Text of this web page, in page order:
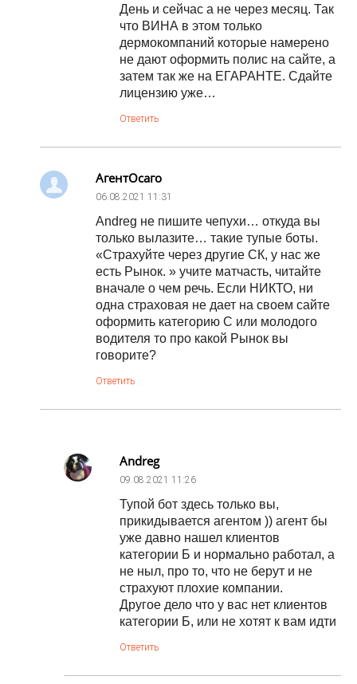
День и сейчас а не через месяц. Так
что ВИНА в этом только
дермокомпаний которые намерено
не дают оформить полис на сайте, а
затем так же на ЕГАРАНТЕ. Сдайте
лицензию уже…
Ответить
АгентОсаго
06.08.2021 11:31
Andreg не пишите чепухи… откуда вы
только вылазите… такие тупые боты.
«Страхуйте через другие СК, у нас же
есть Рынок. » учите матчасть, читайте
вначале о чем речь. Если НИКТО, ни
одна страховая не дает на своем сайте
оформить категорию С или молодого
водителя то про какой Рынок вы
говорите?
Ответить
Andreg
09.08.2021 11:26
Тупой бот здесь только вы,
прикидывается агентом )) агент бы
уже давно нашел клиентов
категории Б и нормально работал, а
не ныл, про то, что не берут и не
страхуют плохие компании.
Другое дело что у вас нет клиентов
категории Б, или не хотят к вам идти
Ответить